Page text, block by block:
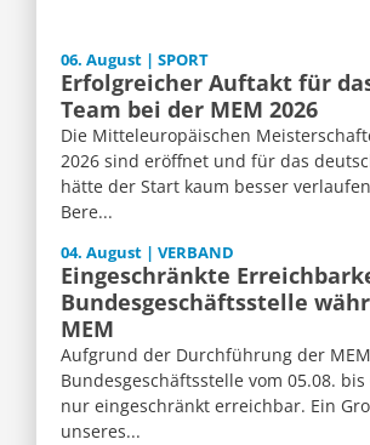
06. August | SPORT
Erfolgreicher Auftakt für
Team bei der MEM 2026
Die Mitteleuropäischen
2026 sind eröffnet und für das
hätte der Start kaum besser
Bere...
04. August | VERBAND
Eingeschränkte
Bundesgeschäftsstelle
MEM
Aufgrund der Durchführung der
Bundesgeschäftsstelle vom 05.08. bis
nur eingeschränkt erreichbar. Ein
unseres...